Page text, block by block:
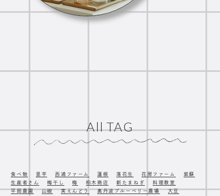
All TAG
食べ物 里芋 西浦ファーム 蓮根 落花生 花房ファーム
紫蘇
生産者さん
梅干し 梅 柏木商店 新たまねぎ
料理教室
平岡農園
山椒 実えんどう 奥丹波ブルーベリー農場
大豆